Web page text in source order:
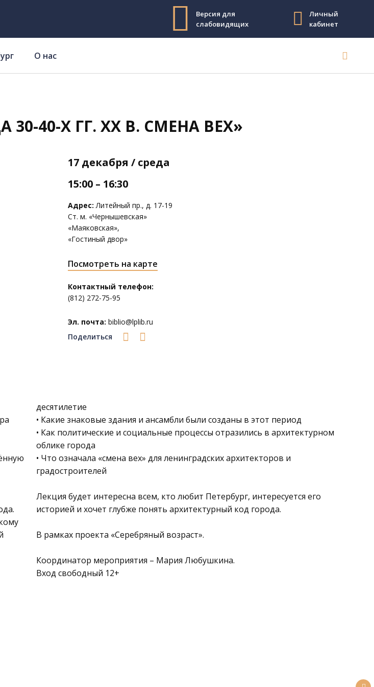
Версия для
слабовидящих
Личный
кабинет
О нас
40-Х ГГ. XX В. СМЕНА ВЕХ»
17 декабря / среда
15:00 – 16:30
Адрес: Литейный пр., д. 17-19
Ст. м. «Чернышевская»
«Маяковская»,
«Гостиный двор»
Посмотреть на карте
Контактный телефон:
(812) 272-75-95
Эл. почта: biblio@lplib.ru
Поделиться
десятилетие
• Какие знаковые здания и ансамбли были созданы в этот период
• Как политические и социальные процессы отразились в архитектурном
облике города
• Что означала «смена вех» для ленинградских архитекторов и
градостроителей
Лекция будет интересна всем, кто любит Петербург, интересуется его
историей и хочет глубже понять архитектурный код города.
В рамках проекта «Серебряный возраст».
Координатор мероприятия – Мария Любушкина.
Вход свободный 12+